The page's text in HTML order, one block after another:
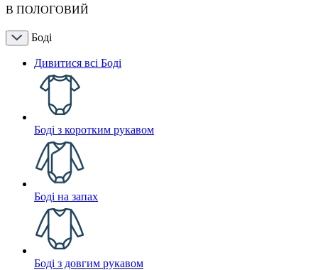
В ПОЛОГОВИЙ
Боді
Дивитися всі Боді
Боді з коротким рукавом
Боді на запах
Боді з довгим рукавом